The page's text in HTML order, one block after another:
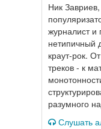
Ник
журналист и
нетипичный
краут-рок.
треков - к
разумного
Слушать